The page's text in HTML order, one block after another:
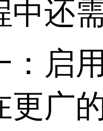
中还
用
更广